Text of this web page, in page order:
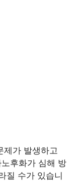
제가 발생하고
후화가 심해 방
질 수가 있습니